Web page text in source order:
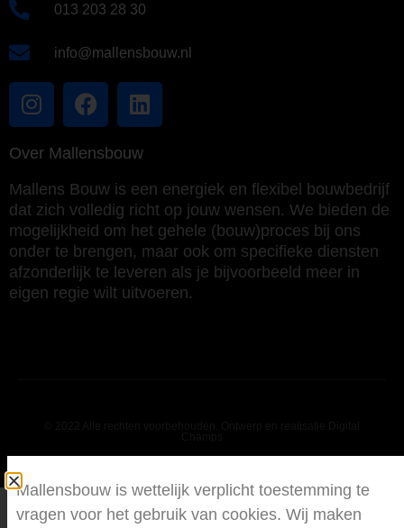
013 203 28 30
info@mallensbouw.nl
Over Mallensbouw
Mallens Bouw is een energiek en flexibel bouwbedrijf
dat zich volledig richt op jouw wensen. We bieden de
mogelijkheid om het gehele (bouw)proces bij ons
onder te brengen, maar ook om specifieke diensten
afzonderlijk te leveren als je bijvoorbeeld meer in
eigen regie wilt uitvoeren.
Mallensbouw is wettelijk verplicht toestemming te
vragen voor het gebruik van cookies. Wij maken